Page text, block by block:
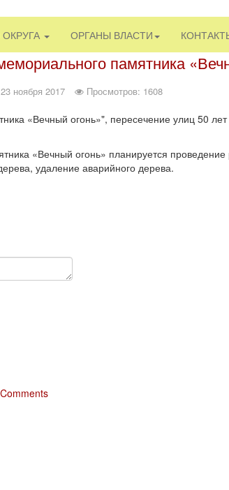
ОРГАНЫ ВЛАСТИ
памятника
ноября 2017 Просмотров: 1608
«Вечный огонь»", пересечение улиц 50
«Вечный огонь» планируется
удаление аварийного дерева.